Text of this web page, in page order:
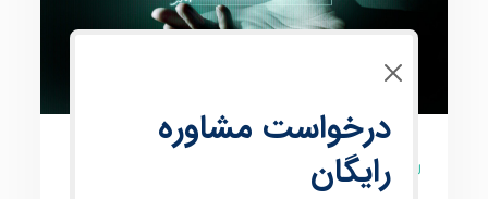
درخواست مشاوره
رایگان